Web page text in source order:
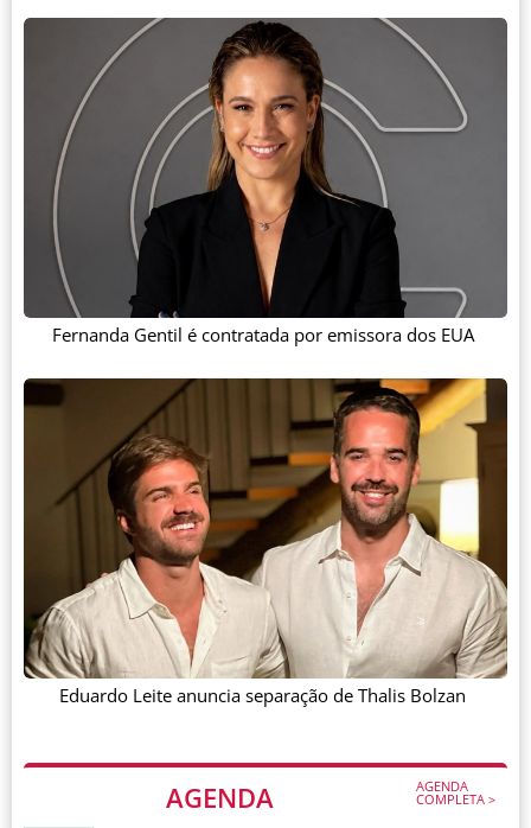
AGENDA AGENDA
COMPLETA >
Fernanda Gentil é contratada por emissora dos EUA
Eduardo Leite anuncia separação de Thalis Bolzan